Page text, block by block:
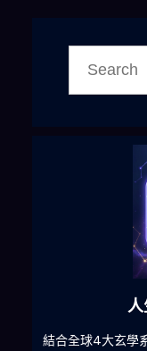
結合全球4大玄學